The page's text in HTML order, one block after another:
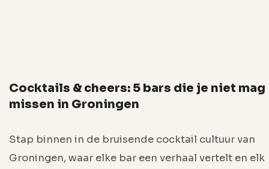
Cocktails & cheers: 5 bars die je niet mag
missen in Groningen
Stap binnen in de bruisende cocktail cultuur van
Groningen, waar elke bar een verhaal vertelt en elk